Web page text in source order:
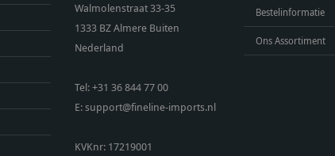
Walmolenstraat 33-35
1333 BZAlmere Buiten
Nederland
Tel:+31 36 844 77 00
E:support@fineline-imports.nl
KVKnr: 17219001
Bestelinformatie
Ons Assortiment